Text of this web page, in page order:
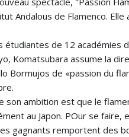
Andalous de Flamenco.
étudiantes de 12 académies
Komatsubara assume la
Bormujos de «passion du
son ambition est que le
au Japon. POur se faire,
gagnants remportent des